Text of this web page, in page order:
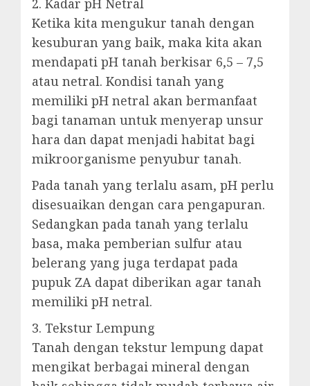
2. Kadar pH Netral
Ketika kita mengukur tanah dengan
kesuburan yang baik, maka kita akan
mendapati pH tanah berkisar 6,5 – 7,5
atau netral. Kondisi tanah yang
memiliki pH netral akan bermanfaat
bagi tanaman untuk menyerap unsur
hara dan dapat menjadi habitat bagi
mikroorganisme penyubur tanah.
Pada tanah yang terlalu asam, pH perlu
disesuaikan dengan cara pengapuran.
Sedangkan pada tanah yang terlalu
basa, maka pemberian sulfur atau
belerang yang juga terdapat pada
pupuk ZA dapat diberikan agar tanah
memiliki pH netral.
3. Tekstur Lempung
Tanah dengan tekstur lempung dapat
mengikat berbagai mineral dengan